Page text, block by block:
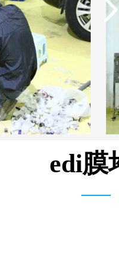
edi膜